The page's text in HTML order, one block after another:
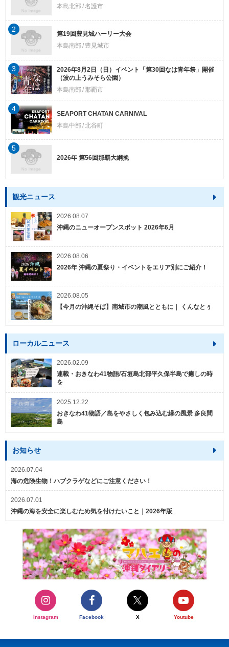
本島北部 名護市
第19回豊見城ハーリー大会
本島南部
豊見城市
2
2026年8月2日（日）イベント「第30回なは青年祭」開催
（波の上うみそら公園）
本島南部
那覇市
3
SEAPORT CHATAN CARNIVAL
本島中部 北谷町
4
2026年 第56回那覇大綱挽
5
観光ニュース
2026.08.07
沖縄のニューオープンスポット 2026年6月
2026.08.06
2026年 沖縄の夏祭り・イベントをエリア別にご紹介！
2026.08.05
【今月の沖縄そば】南城市の潮風とともに｜ くんなとぅ
ローカルニュース
2026.02.09
連載・おきなわ41物語/石垣島北部平久保半島で癒しの時
を
2025.12.22
おきなわ41物語／島をやさしく包み込む緑の風景 多良間
島
お知らせ
2026.07.04
海の危険生物！ハブクラゲなどにご注意ください！
2026.07.01
沖縄の海を安全に楽しむため気を付けたいこと｜2026年版
Instagram Facebook X Youtube